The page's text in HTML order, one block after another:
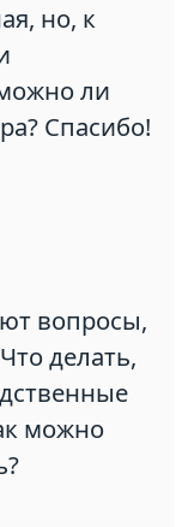
но, к
ли
Спасибо!
вопросы,
делать,
можно